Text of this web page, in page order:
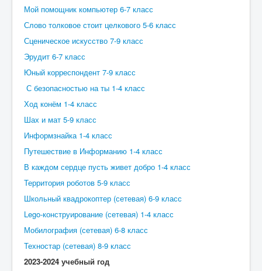
Мой помощник компьютер 6-7 класс
Слово толковое стоит целкового 5-6 класс
Сценическое искусство 7-9 класс
Эрудит 6-7 класс
Юный корреспондент 7-9 класс
С безопасностью на ты 1-4 класс
Ход конём 1-4 класс
Шах и мат 5-9 класс
Информзнайка 1-4 класс
Путешествие в Информанию 1-4 класс
В каждом сердце пусть живет добро 1-4 класс
Территория роботов 5-9 класс
Школьный квадрокоптер (сетевая) 6-9 класс
Lego-конструирование (сетевая) 1-4 класс
Мобилография (сетевая) 6-8 класс
Техностар (сетевая) 8-9 класс
2023-2024 учебный год